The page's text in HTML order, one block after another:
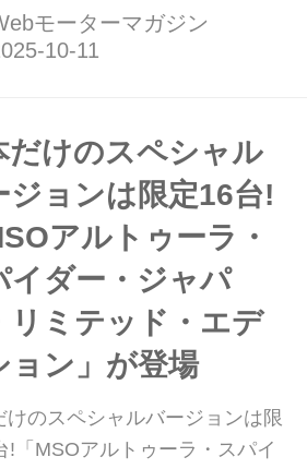
クラーレンのDNAは市販車にも
。そんなマクラーレンの現在の
適性と俊敏さを備えたGTS、圧
軽さとパフォーマンスを誇る
そして電動化の未来を示す
アルトゥーラ...
モーターマガジン
だけのスペシャル
ジョンは限定16台!
アルトゥーラ・
イダー・ジャパ
リミテッド・エデ
ョン」が登場
けのスペシャルバージョンは限
!「MSOアルトゥーラ・スパイ